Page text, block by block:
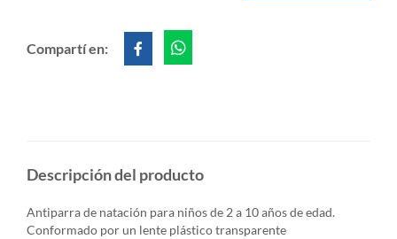
Compartí en:
Descripción del producto
Antiparra de natación para niños de 2 a 10 años de edad.
Conformado por un lente plástico transparente